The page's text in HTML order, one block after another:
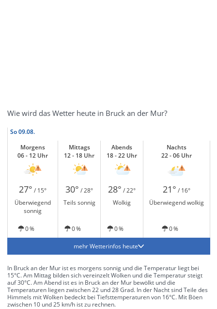
Wie wird das Wetter heute in Bruck an der Mur?
So09.08.
Morgens
06 - 12 Uhr
Mittags
12 - 18 Uhr
Abends
18 - 22 Uhr
Nachts
22 - 06 Uhr
27° / 15° 30° / 28° 28° / 22° 21° / 16°
Überwiegend
sonnig
Teils sonnig Wolkig Überwiegend wolkig
0 % 0 % 0 % 0 %
mehr Wetterinfos heute
In Bruck an der Mur ist es morgens sonnig und die Temperatur liegt bei
15°C. Am Mittag bilden sich vereinzelt Wolken und die Temperatur steigt
auf 30°C. Am Abend ist es in Bruck an der Mur bewölkt und die
Temperaturen liegen zwischen 22 und 28 Grad. In der Nacht sind Teile des
Himmels mit Wolken bedeckt bei Tiefsttemperaturen von 16°C. Mit Böen
zwischen 10 und 25 km/h ist zu rechnen.